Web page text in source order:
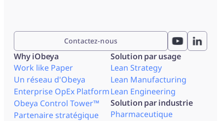
Contactez-nous
Why iObeya
Work like Paper
Un réseau d'Obeya
Enterprise OpEx Platform
Obeya Control Tower™
Partenaire stratégique
Solution par usage
Lean Strategy
Lean Manufacturing
Lean Engineering
Solution par industrie
Pharmaceutique